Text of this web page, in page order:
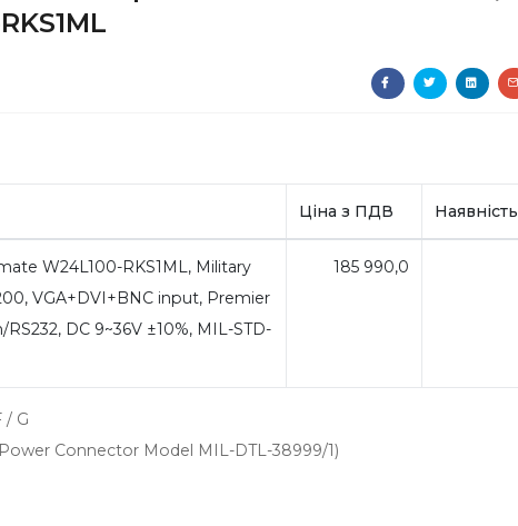
Ціна з ПДВ Наявність
W24L100-RKS1ML, Military
VGA+DVI+BNC input, Premier
DC 9~36V ±10%, MIL-STD-
185 990,0
/ G
Connector Model MIL-DTL-38999/1)